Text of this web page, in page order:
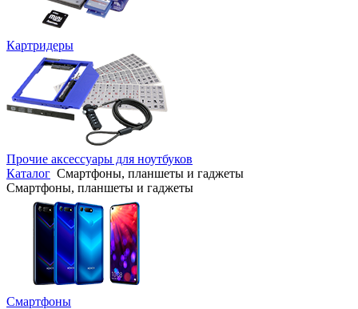
Картридеры
Прочие аксессуары для ноутбуков
Каталог Смартфоны, планшеты и гаджеты
Смартфоны, планшеты и гаджеты
Смартфоны